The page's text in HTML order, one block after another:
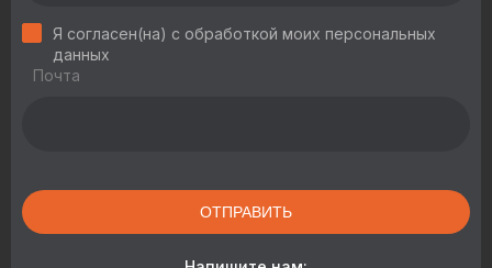
Я согласен(на) с обработкой моих персональных
данных
Почта
ОТПРАВИТЬ